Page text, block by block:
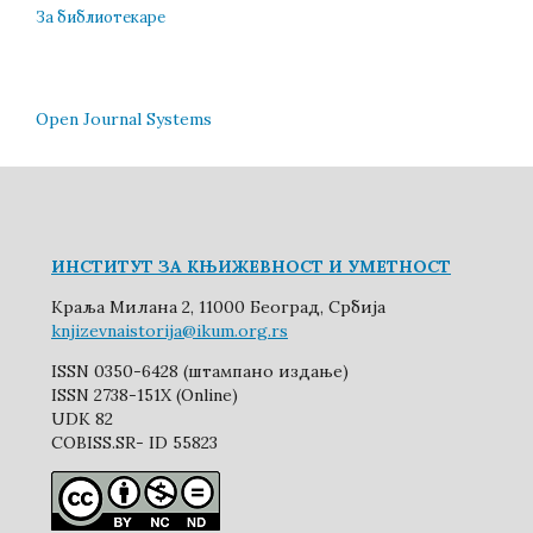
За библиотекаре
Open Journal Systems
ИНСТИТУТ ЗА КЊИЖЕВНОСТ И УМЕТНОСТ
Краља Милана 2, 11000 Београд, Србија
knjizevnaistorija@ikum.org.rs
ISSN 0350-6428 (штампано издање)
ISSN 2738-151X (Online)
UDK 82
COBISS.SR- ID 55823